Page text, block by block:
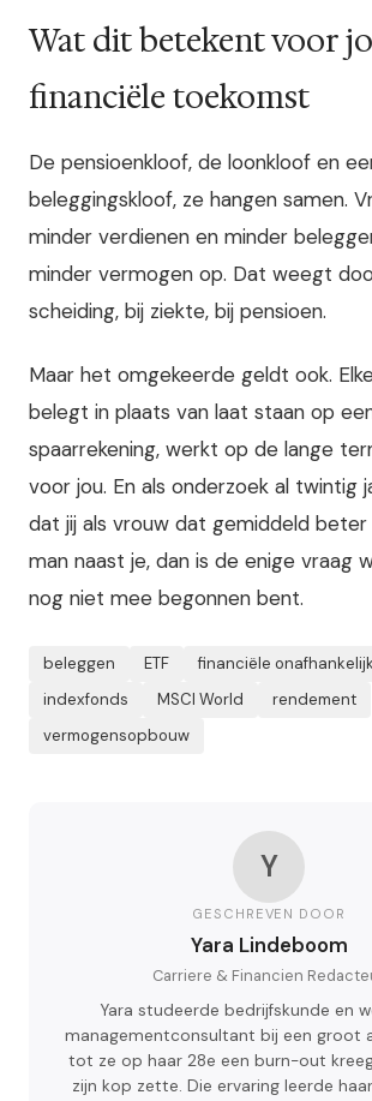
Wat dit betekent voor
financiële toekomst
De pensioenkloof, de loonkloof en
beleggingskloof, ze hangen samen.
minder verdienen en minder
minder vermogen op. Dat weegt
scheiding, bij ziekte, bij pensioen.
Maar het omgekeerde geldt ook.
belegt in plaats van laat staan op
spaarrekening, werkt op de lange
voor jou. En als onderzoek al twintig
dat jij als vrouw dat gemiddeld
man naast je, dan is de enige vraag
nog niet mee begonnen bent.
beleggen ETF
financiële
indexfonds
MSCI World
rendement
vermogensopbouw
Y
GESCHREVEN DOOR
Yara Lindeboom
Carriere & Financien
Yara studeerde bedrijfskunde en
managementconsultant bij een groot
tot ze op haar 28e een burn-out
zijn kop zette. Die ervaring leerde